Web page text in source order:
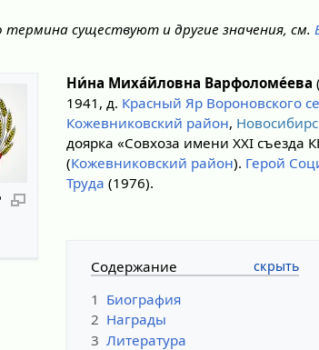
термина существуют и другие значения, см.
Ни́на Миха́йловна Варфоломе́ева
1941, д. Красный Яр Вороновского
Кожевниковский район,
доярка «Совхоза имени XXI съезда
(Кожевниковский район). Герой
Труда (1976).
Содержание
1 Биография
2 Награды
3 Литература